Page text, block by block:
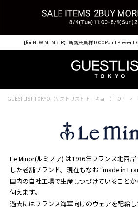
【for NEW MEMBER】新規会員様1000Point
GUESTLIST TOKYO（ゲストリスト トーキョー）TOP
Le Minor(ルミノア) は1936年フランス北西
した老舗ブランド。現在もなお ”made in
国内の自社工場で生産しつづけていること
伺えます。
過去にはフランス海軍向けのウェアを配給